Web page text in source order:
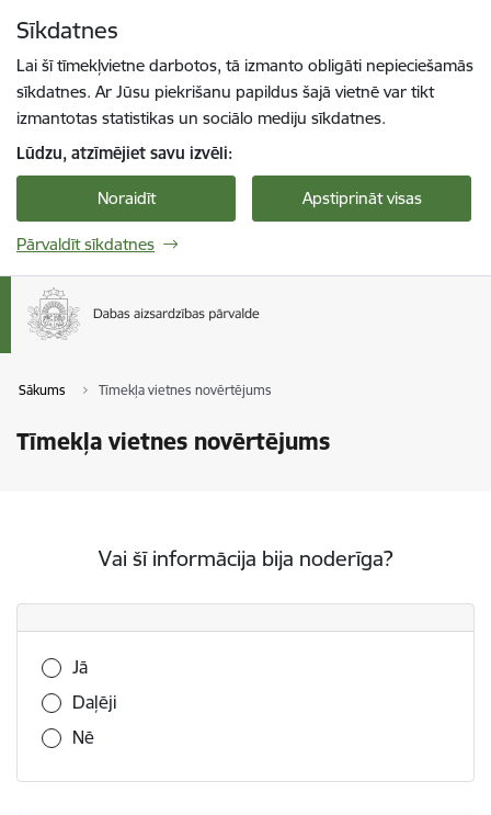
Sīkdatnes
Lai šī tīmekļvietne darbotos, tā izmanto obligāti nepieciešamās
sīkdatnes. Ar Jūsu piekrišanu papildus šajā vietnē var tikt
izmantotas statistikas un sociālo mediju sīkdatnes.
Lūdzu, atzīmējiet savu izvēli:
Noraidīt Apstiprināt visas
Pārvaldīt sīkdatnes
Sākums Tīmekļa vietnes novērtējums
Tīmekļa vietnes novērtējums
Vai šī informācija bija noderīga?
Vai šī informācija bija noderīga?
Jā
Daļēji
Nē